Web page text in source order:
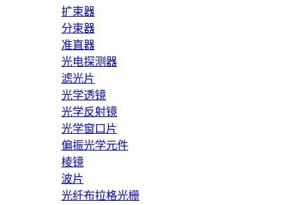
扩束器
分束器
准直器
光电探测器
滤光片
光学透镜
光学反射镜
光学窗口片
偏振光学元件
棱镜
波片
光纤布拉格光栅